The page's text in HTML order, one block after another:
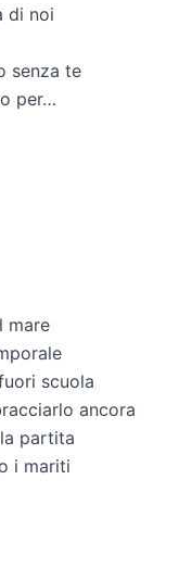
di noi
senza te
per…
mare
scuola
ancora
partita
i mariti